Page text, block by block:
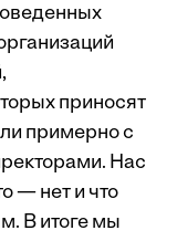
приносят
примерно с
Нас
— нет и что
В итоге мы